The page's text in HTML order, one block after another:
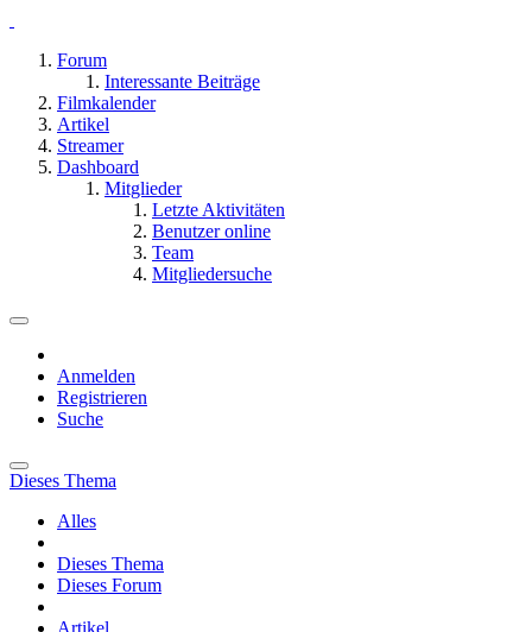
Forum
Interessante Beiträge
Filmkalender
Artikel
Streamer
Dashboard
Mitglieder
Letzte Aktivitäten
Benutzer online
Team
Mitgliedersuche
Anmelden
Registrieren
Suche
Dieses Thema
Alles
Dieses Thema
Dieses Forum
Artikel